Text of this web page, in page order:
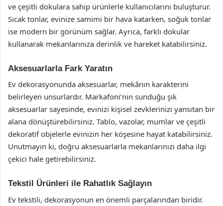
ve çeşitli dokulara sahip ürünlerle kullanıcılarını buluşturur.
Sıcak tonlar, evinize samimi bir hava katarken, soğuk tonlar
ise modern bir görünüm sağlar. Ayrıca, farklı dokular
kullanarak mekanlarınıza derinlik ve hareket katabilirsiniz.
Aksesuarlarla Fark Yaratın
Ev dekorasyonunda aksesuarlar, mekânın karakterini
belirleyen unsurlardır. Markafoni’nin sunduğu şık
aksesuarlar sayesinde, evinizi kişisel zevklerinizi yansıtan bir
alana dönüştürebilirsiniz. Tablo, vazolar, mumlar ve çeşitli
dekoratif objelerle evinizin her köşesine hayat katabilirsiniz.
Unutmayın ki, doğru aksesuarlarla mekanlarınızı daha ilgi
çekici hale getirebilirsiniz.
Tekstil Ürünleri ile Rahatlık Sağlayın
Ev tekstili, dekorasyonun en önemli parçalarından biridir.